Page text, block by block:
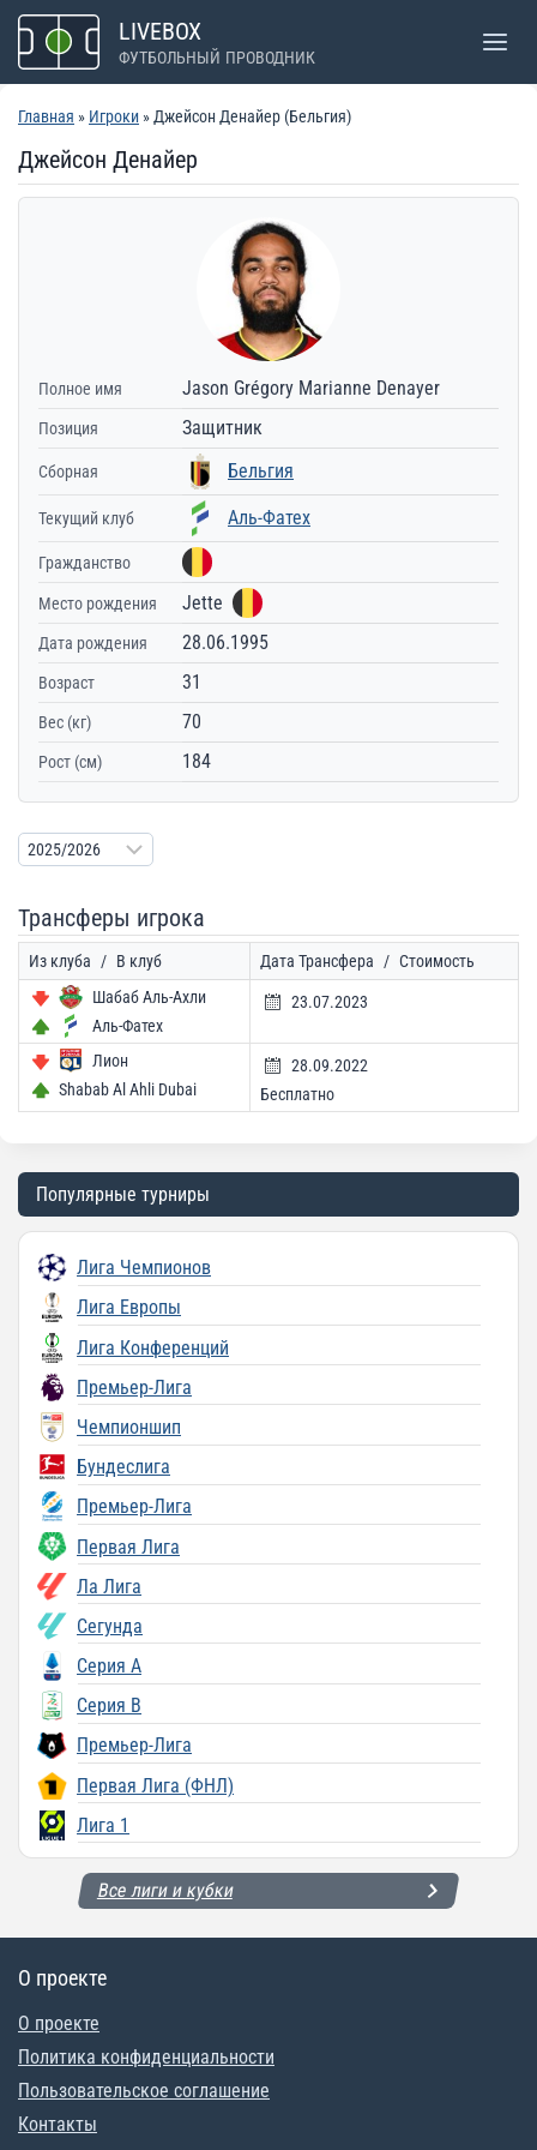
Перейти
содержимому
LIVEBOX
ФУТБОЛЬНЫЙ ПРОВОДНИК
Главная » Игроки » Джейсон Денайер (Бельгия)
Джейсон Денайер
Полное имя Jason Grégory Marianne Denayer
Позиция Защитник
Сборная Бельгия
Текущий клуб Аль-Фатех
Гражданство
Место рождения Jette
Дата рождения 28.06.1995
Возраст 31
Вес (кг) 70
Рост (см) 184
Трансферы игрока
Из клуба / В клуб Дата Трансфера / Стоимость
Шабаб Аль-Ахли
Аль-Фатех
23.07.2023
Лион
Shabab Al Ahli Dubai
28.09.2022
Бесплатно
Популярные турниры
Лига Чемпионов
Лига Европы
Лига Конференций
Премьер-Лига
Чемпионшип
Бундеслига
Премьер-Лига
Первая Лига
Ла Лига
Сегунда
Серия A
Серия B
Премьер-Лига
Первая Лига (ФНЛ)
Лига 1
Все лиги и кубки
О проекте
О проекте
Политика конфиденциальности
Пользовательское соглашение
Контакты